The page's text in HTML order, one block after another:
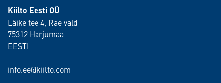
Kiilto Eesti OÜ
Läike tee 4, Rae vald
75312 Harjumaa
EESTI
info.ee@kiilto.com